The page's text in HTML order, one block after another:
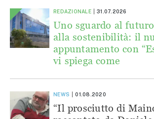
REDAZIONALE 31.07.2026
Uno sguardo al
alla sostenibilità: il
appuntamento con
vi spiega come
NEWS 01.08.2020
“Il prosciutto di